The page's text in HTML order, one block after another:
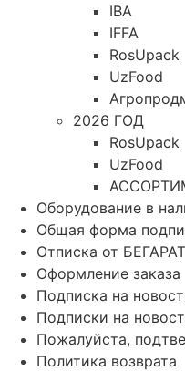
IBA
IFFA
RosUpack
UzFood
2026 ГОД
RosUpack
UzFood
Оборудование в
Общая форма
Отписка от БЕГАРАТ
Оформление заказа
Подписка на
Подписки на
Пожалуйста,
Политика возврата